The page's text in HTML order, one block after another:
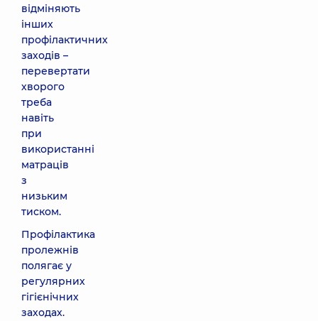
відміняють
інших
профілактичних
заходів –
перевертати
хворого
треба
навіть
при
використанні
матраців
з
низьким
тиском.
Профілактика
пролежнів
полягає у
регулярних
гігієнічних
заходах.